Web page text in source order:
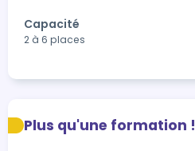
Capacité
2 à 6 places
Plus qu'une formation !